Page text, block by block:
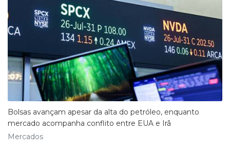
Bolsas avançam apesar da alta do petróleo, enquanto
mercado acompanha conflito entre EUA e Irã
Mercados